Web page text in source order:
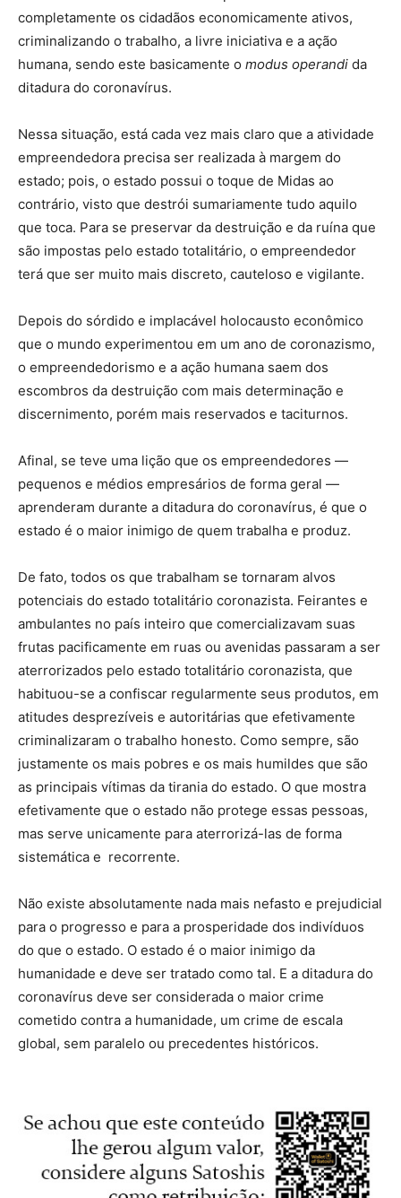
completamente os cidadãos economicamente ativos,
criminalizando o trabalho, a livre iniciativa e a ação
humana, sendo este basicamente o modus operandi da
ditadura do coronavírus.
Nessa situação, está cada vez mais claro que a atividade
empreendedora precisa ser realizada à margem do
estado; pois, o estado possui o toque de Midas ao
contrário, visto que destrói sumariamente tudo aquilo
que toca. Para se preservar da destruição e da ruína que
são impostas pelo estado totalitário, o empreendedor
terá que ser muito mais discreto, cauteloso e vigilante.
Depois do sórdido e implacável holocausto econômico
que o mundo experimentou em um ano de coronazismo,
o empreendedorismo e a ação humana saem dos
escombros da destruição com mais determinação e
discernimento, porém mais reservados e taciturnos.
Afinal, se teve uma lição que os empreendedores —
pequenos e médios empresários de forma geral —
aprenderam durante a ditadura do coronavírus, é que o
estado é o maior inimigo de quem trabalha e produz.
De fato, todos os que trabalham se tornaram alvos
potenciais do estado totalitário coronazista. Feirantes e
ambulantes no país inteiro que comercializavam suas
frutas pacificamente em ruas ou avenidas passaram a ser
aterrorizados pelo estado totalitário coronazista, que
habituou-se a confiscar regularmente seus produtos, em
atitudes desprezíveis e autoritárias que efetivamente
criminalizaram o trabalho honesto. Como sempre, são
justamente os mais pobres e os mais humildes que são
as principais vítimas da tirania do estado. O que mostra
efetivamente que o estado não protege essas pessoas,
mas serve unicamente para aterrorizá-las de forma
sistemática e recorrente.
Não existe absolutamente nada mais nefasto e prejudicial
para o progresso e para a prosperidade dos indivíduos
do que o estado. O estado é o maior inimigo da
humanidade e deve ser tratado como tal. E a ditadura do
coronavírus deve ser considerada o maior crime
cometido contra a humanidade, um crime de escala
global, sem paralelo ou precedentes históricos.